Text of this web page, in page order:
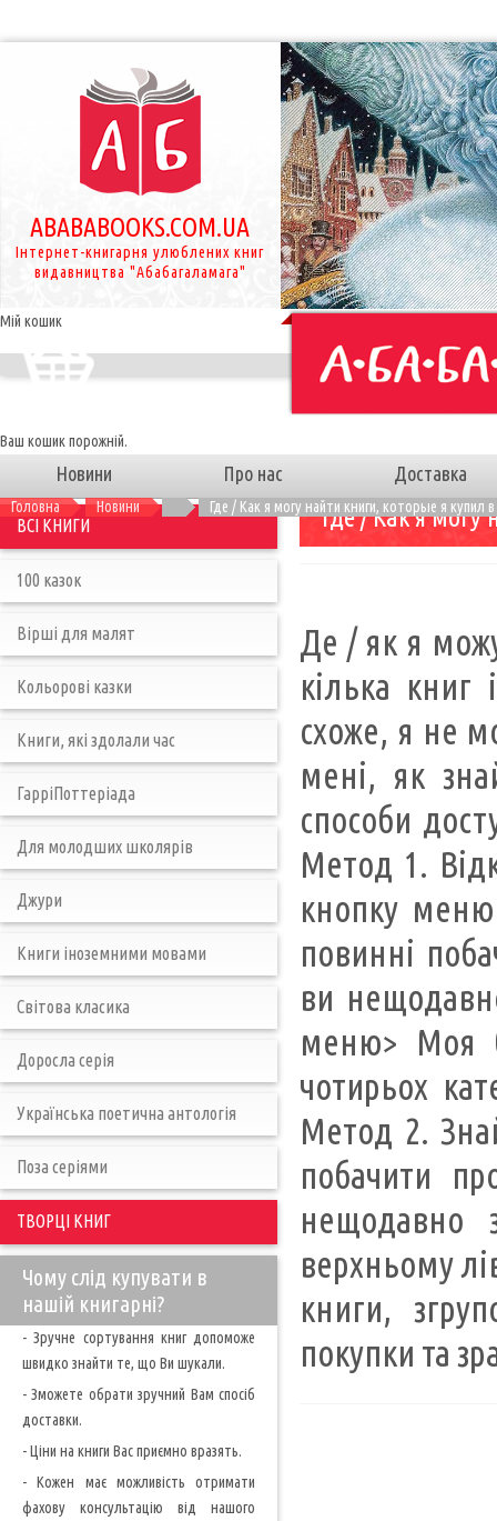
ABABABOOKS.COM.UA
Інтернет-книгарня улюблених книг
видавництва "Абабагаламага"
Мій кошик
Ваш кошик порожній.
Новини Про нас Доставка
Головна Новини Где / Как я могу найти книги, которые я купил
Где / Как я могу
Де / як я
кілька книг
схоже, я не
мені, як
способи
Метод 1.
кнопку
повинні
ви
меню> Моя
чотирьох
Метод 2.
побачити
нещодавно
верхньому
книги,
покупки та
ВСІ КНИГИ
100 казок
Вірші для малят
Кольорові казки
Книги, які здолали час
ГарріПоттеріада
Для молодших школярів
Джури
Книги іноземними мовами
Світова класика
Доросла серія
Українська поетична антологія
Поза серіями
ТВОРЦІ КНИГ
Чому слід купувати в
нашій книгарні?
- Зручне сортування книг допоможе
швидко знайти те, що Ви шукали.
- Зможете обрати зручний Вам спосіб
доставки.
- Ціни на книги Вас приємно вразять.
- Кожен має можливість отримати
фахову консультацію від нашого